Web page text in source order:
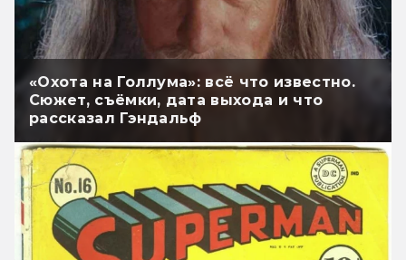
«Охота на Голлума»: всё что известно.
Сюжет, съёмки, дата выхода и что
рассказал Гэндальф